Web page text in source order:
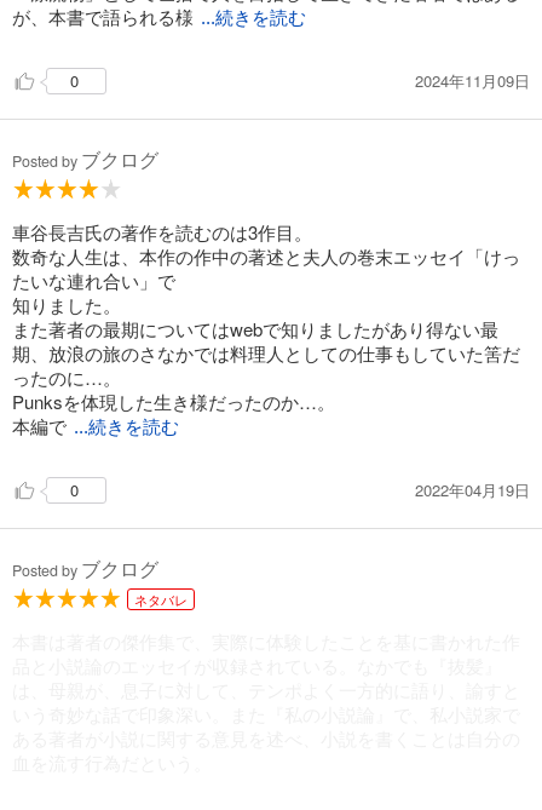
が、本書で語られる様 ...続きを読む
0 2024年11月09日
Posted by ブクログ
車谷長吉氏の著作を読むのは3作目。
数奇な人生は、本作の作中の著述と夫人の巻末エッセイ「けっ
たいな連れ合い」で
知りました。
また著者の最期についてはwebで知りましたがあり得ない最
期、放浪の旅のさなかでは料理人としての仕事もしていた筈だ
ったのに…。
Punksを体現した生き様だったのか…。
本編で ...続きを読む
0 2022年04月19日
Posted by ブクログ
ネタバレ